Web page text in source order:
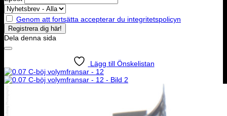
Genom att fortsätta accepterar du integritetspolicyn
Dela denna sida
Lägg till Önskelistan